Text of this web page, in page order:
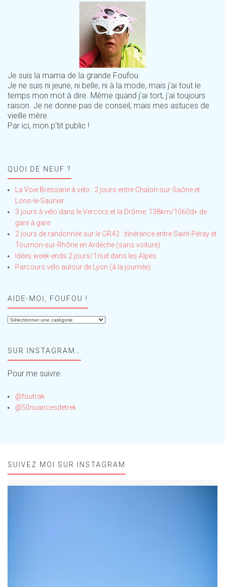
Je suis la mama de la grande Foufou.
Je ne suis ni jeune, ni belle, ni à la mode, mais j'ai tout le
temps mon mot à dire. Même quand j'ai tort, j'ai toujours
raison. Je ne donne pas de conseil, mais mes astuces de
vieille mère
Par ici, mon p'tit public !
QUOI DE NEUF ?
La Voie Bressane à vélo : 2 jours entre Chalon-sur-Saône et
Lons-le-Saunier
3 jours à vélo dans le Vercors et la Drôme: 138km/1060d+ de
gare à gare
2 jours de randonnée sur le GR42 : itinérance entre Saint-Péray et
Tournon-sur-Rhône en Ardèche (sans voiture)
Idées week-ends 2 jours/1nuit dans les Alpes
Parcours vélo autour de Lyon (à la journée)
AIDE-MOI, FOUFOU !
Aide-
!SUR INSTAGRAM…
Pour me suivre:
@foutrak
@50nuancesdetrek
SUIVEZ MOI SUR INSTAGRAM